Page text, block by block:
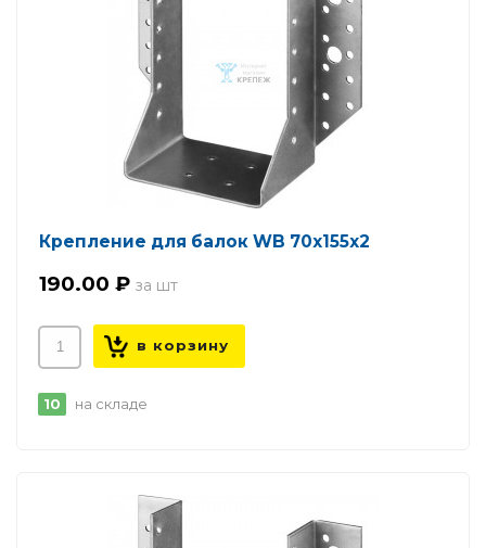
Крепление для балок WB 70х155х2
190.00 ₽
10 на складе